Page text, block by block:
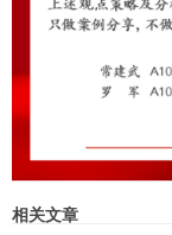
相关文章